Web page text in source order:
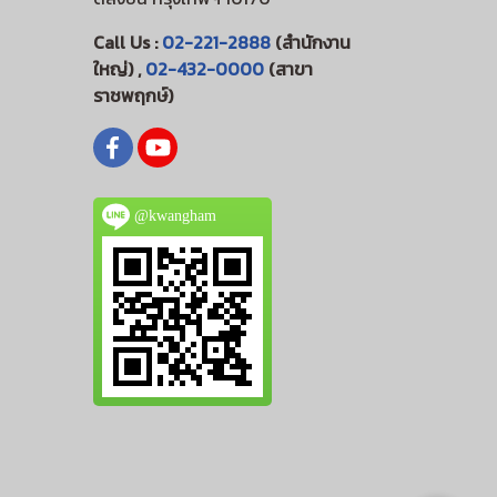
Call Us :02-221-2888(สำนักงาน
ใหญ่) ,02-432-0000(สาขา
ราชพฤกษ์)
@kwangham